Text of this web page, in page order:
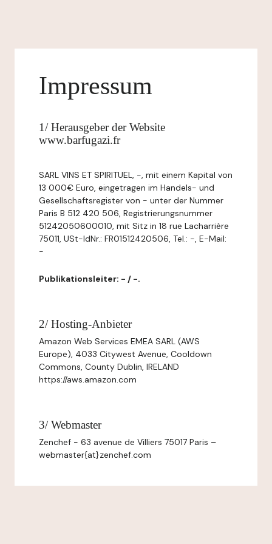
Impressum
1/ Herausgeber der Website
www.barfugazi.fr
SARL VINS ET SPIRITUEL, -, mit einem Kapital von
13 000€ Euro, eingetragen im Handels- und
Gesellschaftsregister von - unter der Nummer
Paris B 512 420 506, Registrierungsnummer
51242050600010, mit Sitz in 18 rue Lacharrière
75011, USt-IdNr.: FR01512420506, Tel.: -, E-Mail:
-
Publikationsleiter: - / -.
2/ Hosting-Anbieter
Amazon Web Services EMEA SARL (AWS
Europe), 4033 Citywest Avenue, Cooldown
Commons, County Dublin, IRELAND
https://aws.amazon.com
3/ Webmaster
Zenchef - 63 avenue de Villiers 75017 Paris –
webmaster{at}zenchef.com